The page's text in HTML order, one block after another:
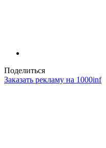
Поделиться
Заказать рекламу на 1000inf